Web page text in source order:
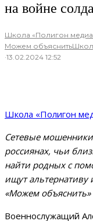
на войне
Школа «Полигон
Можем объяснить
·13.02.2024 12:52
Школа «Полигон
Сетевые
россиянах, чьи
найти родных с
ищут альтернативу
«Можем
Военнослужащий